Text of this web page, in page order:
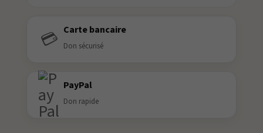
💳 Carte bancaire
Don sécurisé
PayPal
Don rapide